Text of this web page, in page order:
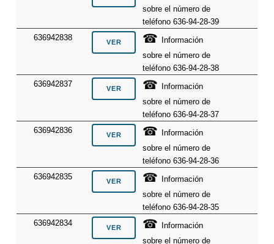
sobre el número de
teléfono 636-94-28-39
636942838
☎
Información
sobre el número de
teléfono 636-94-28-38
636942837
☎
Información
sobre el número de
teléfono 636-94-28-37
636942836
☎
Información
sobre el número de
teléfono 636-94-28-36
636942835
☎
Información
sobre el número de
teléfono 636-94-28-35
636942834
☎
Información
sobre el número de